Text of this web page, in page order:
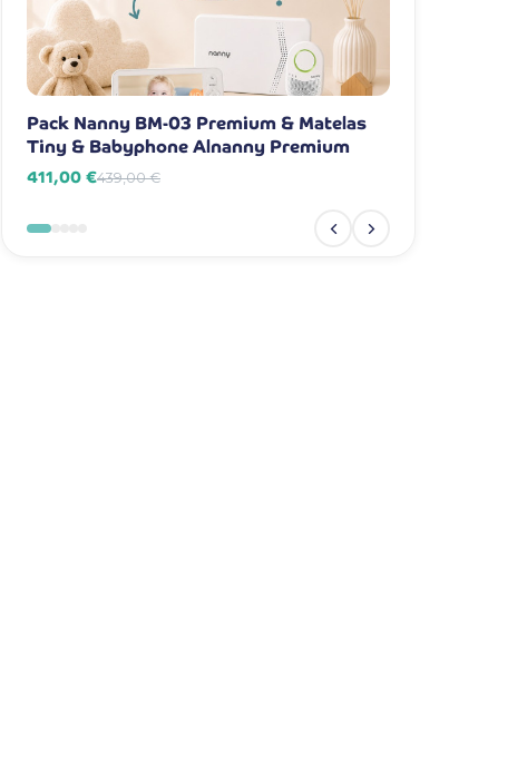
Pack Nanny BM-03 Premium & Matelas
Tiny & Babyphone Alnanny Premium
411,00 €439,00 €